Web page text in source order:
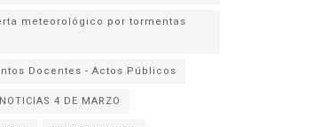
meteorológico por tormentas
Docentes - Actos Públicos
4 DE MARZO